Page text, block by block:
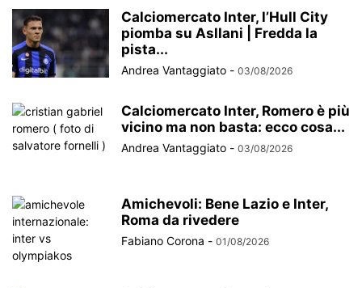
Calciomercato Inter, l’Hull City
piomba su Asllani | Fredda la
pista...
Andrea Vantaggiato - 03/08/2026
Calciomercato Inter, Romero è più
vicino ma non basta: ecco cosa...
Andrea Vantaggiato - 03/08/2026
Amichevoli: Bene Lazio e Inter,
Roma da rivedere
Fabiano Corona - 01/08/2026